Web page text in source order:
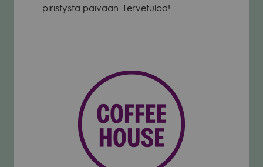
piristystä päivään. Tervetuloa!